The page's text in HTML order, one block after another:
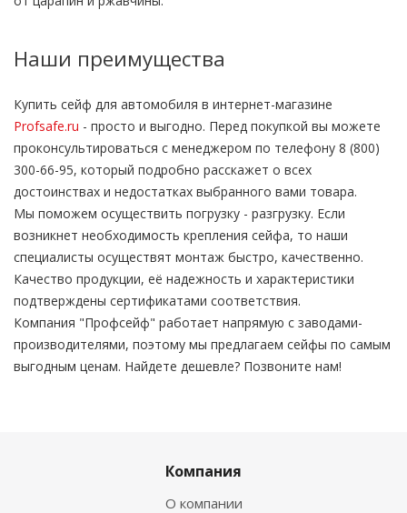
Наши преимущества
Купить сейф для автомобиля в интернет-магазине
Profsafe.ru - просто и выгодно. Перед покупкой вы можете
проконсультироваться с менеджером по телефону 8 (800)
300-66-95, который подробно расскажет о всех
достоинствах и недостатках выбранного вами товара.
Мы поможем осуществить погрузку - разгрузку. Если
возникнет необходимость крепления сейфа, то наши
специалисты осуществят монтаж быстро, качественно.
Качество продукции, её надежность и характеристики
подтверждены сертификатами соответствия.
Компания "Профсейф" работает напрямую с заводами-
производителями, поэтому мы предлагаем сейфы по самым
выгодным ценам. Найдете дешевле? Позвоните нам!
Компания
О компании